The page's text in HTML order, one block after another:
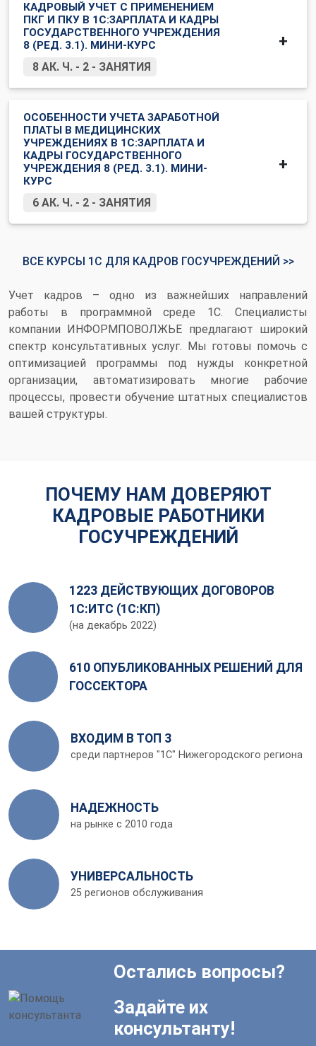
КАДРОВЫЙ УЧЕТ С ПРИМЕНЕНИЕМ
ПКГ И ПКУ В 1С:ЗАРПЛАТА И КАДРЫ
ГОСУДАРСТВЕННОГО УЧРЕЖДЕНИЯ
8 (РЕД. 3.1). МИНИ-КУРС
8 АК. Ч. - 2 - ЗАНЯТИЯ
ОСОБЕННОСТИ УЧЕТА ЗАРАБОТНОЙ
ПЛАТЫ В МЕДИЦИНСКИХ
УЧРЕЖДЕНИЯХ В 1С:ЗАРПЛАТА И
КАДРЫ ГОСУДАРСТВЕННОГО
УЧРЕЖДЕНИЯ 8 (РЕД. 3.1). МИНИ-
КУРС
6 АК. Ч. - 2 - ЗАНЯТИЯ
ВСЕ КУРСЫ 1С ДЛЯ КАДРОВ ГОСУЧРЕЖДЕНИЙ >>
Учет кадров – одно из важнейших направлений
работы в программной среде 1С. Специалисты
компании ИНФОРМПОВОЛЖЬЕ предлагают широкий
спектр консультативных услуг. Мы готовы помочь с
оптимизацией программы под нужды конкретной
организации, автоматизировать многие рабочие
процессы, провести обучение штатных специалистов
вашей структуры.
ПОЧЕМУ НАМ ДОВЕРЯЮТ
КАДРОВЫЕ РАБОТНИКИ
ГОСУЧРЕЖДЕНИЙ
1223 ДЕЙСТВУЮЩИХ ДОГОВОРОВ
1С:ИТС (1С:КП)
(на декабрь 2022)
610 ОПУБЛИКОВАННЫХ РЕШЕНИЙ ДЛЯ
ГОССЕКТОРА
ВХОДИМ В ТОП 3
среди партнеров "1С" Нижегородского региона
НАДЕЖНОСТЬ
на рынке с 2010 года
УНИВЕРСАЛЬНОСТЬ
25 регионов обслуживания
Остались вопросы?
Задайте их
консультанту!